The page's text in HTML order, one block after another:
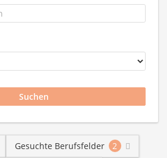
Gesuchte Berufsfelder
2